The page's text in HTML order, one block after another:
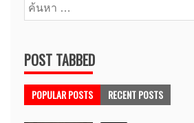
ค้นหา
สำหรับ:
POST TABBED
POPULAR POSTS RECENT POSTS